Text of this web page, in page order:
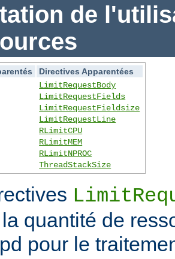
de
Directives Apparentées
LimitRequestBody
LimitRequestFields
LimitRequestFieldsize
LimitRequestLine
RLimitCPU
RLimitMEM
RLimitNPROC
ThreadStackSize
la quantité de
pour le